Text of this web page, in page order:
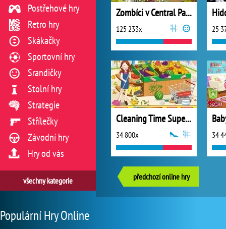
Zombíci v Central Parku
125 233x 25
Cleaning Time Supermarket
34 800x 34
předchozí online hry
Postřehové hry
Retro hry
Skákačky
Sportovní hry
Srandičky
Stolní hry
Strategie
Střílečky
Závodní hry
Hry od vás
všechny kategorie
Populární Hry Online